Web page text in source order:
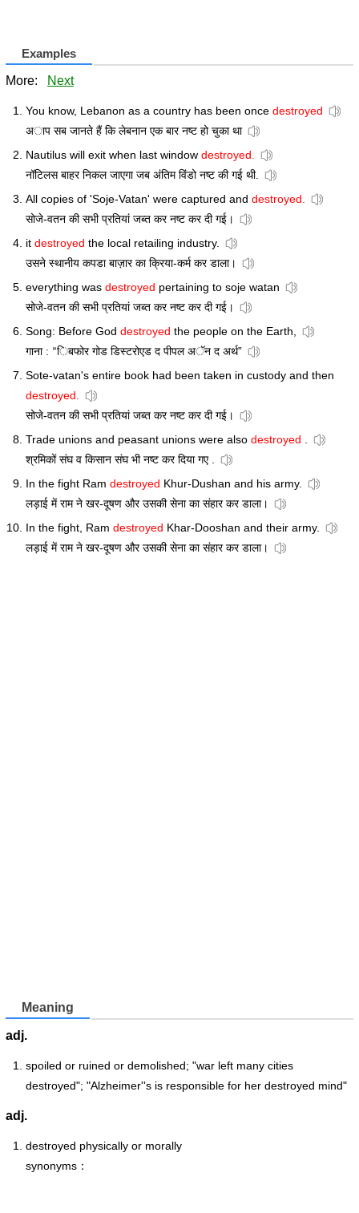
Examples
More: Next
You know, Lebanon as a country has been once destroyed
अाप सब जानते हैं कि लेबनान एक बार नष्ट हो चुका था
Nautilus will exit when last window destroyed.
नॉटिलस बाहर निकल जाएगा जब अंतिम विंडो नष्ट की गई थी.
All copies of 'Soje-Vatan' were captured and destroyed.
सोजे-वतन की सभी प्रतियां जब्त कर नष्ट कर दी गई।
it destroyed the local retailing industry.
उसने स्थानीय कपडा बाज़ार का क्रिया-कर्म कर डाला।
everything was destroyed pertaining to soje watan
सोजे-वतन की सभी प्रतियां जब्त कर नष्ट कर दी गई।
Song: Before God destroyed the people on the Earth,
गाना : “िबफोर गोड डिस्टरोएड द पीपल अॅन द अर्थ”
Sote-vatan's entire book had been taken in custody and then
destroyed.
सोजे-वतन की सभी प्रतियां जब्त कर नष्ट कर दी गई।
Trade unions and peasant unions were also destroyed .
श्रमिकों संघ व किसान संघ भी नष्ट कर दिया गए .
In the fight Ram destroyed Khur-Dushan and his army.
लड़ाई में राम ने खर-दूषण और उसकी सेना का संहार कर डाला।
In the fight, Ram destroyed Khar-Dooshan and their army.
लड़ाई में राम ने खर-दूषण और उसकी सेना का संहार कर डाला।
Meaning
adj.
spoiled or ruined or demolished; "war left many cities
destroyed"; "Alzheimer''s is responsible for her destroyed mind"
adj.
destroyed physically or morally
synonyms：